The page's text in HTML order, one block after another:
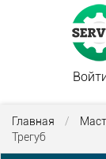
Главная /
Трегуб